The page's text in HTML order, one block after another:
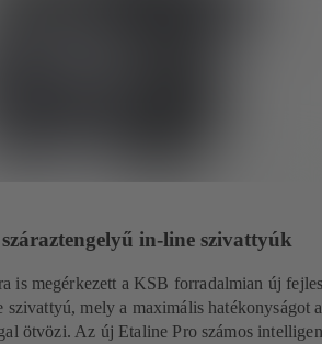
in-line szivattyúk
is megérkezett a KSB forradalmian új
mely a maximális hatékonyságot a
ötvözi. Az új Etaline Pro számos